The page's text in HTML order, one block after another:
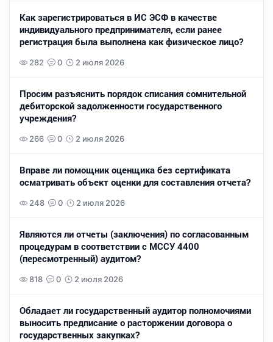
Как зарегистрироваться в ИС ЭСФ в качестве
индивидуального предпринимателя, если ранее
регистрация была выполнена как физическое лицо?
282 0 2 июля 2026
Просим разъяснить порядок списания сомнительной
дебиторской задолженности государственного
учреждения?
266 0 2 июля 2026
Вправе ли помощник оценщика без сертификата
осматривать объект оценки для составления отчета?
248 0 2 июля 2026
Являются ли отчеты (заключения) по согласованным
процедурам в соответствии с МССУ 4400
(пересмотренный) аудитом?
818 0 2 июля 2026
Обладает ли государственный аудитор полномочиями
выносить предписание о расторжении договора о
государственных закупках?